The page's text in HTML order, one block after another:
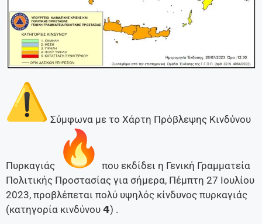
Σύμφωνα με το Χάρτη Πρόβλεψης Κινδύνου
Πυρκαγιάς
που εκδίδει η Γενική Γραμματεία
Πολιτικής Προστασίας για σήμερα, Πέμπτη 27 Ιουλίου
2023, προβλέπεται πολύ υψηλός κίνδυνος πυρκαγιάς
(κατηγορία κινδύνου 𝟰) .